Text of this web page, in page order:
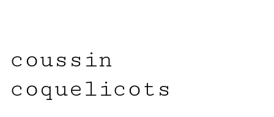
coussin
coquelicots